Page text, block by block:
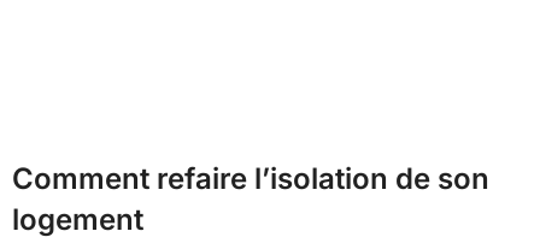
Comment refaire l’isolation de son
logement